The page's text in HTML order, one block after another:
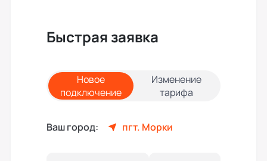
Быстрая заявка
Новое
подключение
Изменение
тарифа
Ваш город: пгт. Морки